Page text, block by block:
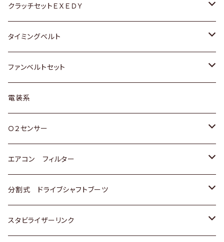
マツダ
三菱
スバル
日野
アストロ（シボレー）
クライスラー
日産
ダイハツ
マツダ
三菱
スバル
日産
ホンダ
マツダ
ホンダ
スズキ
ダイハツ
マツダ
三菱
スバル
クラッチセットＥＸＥＤＹ
ホンダ
スズキ
日産
ダイハツ
マツダ
三菱
スバル
タイミングベルト
トヨタ
スズキ
ダイハツ
三菱
スバル
ファンベルトセット
トヨタ
ホンダ
スズキ
日産
いすゞ
電装系
Ｏ２センサー
トヨタ
ホンダ
スズキ
エアコン フィルター
トヨタ
ホンダ
分割式 ドライブシャフトブーツ
トヨタ
スタビライザーリンク